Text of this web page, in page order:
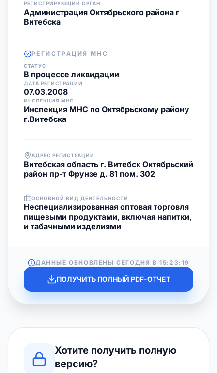
РЕГИСТРИРУЮЩИЙ ОРГАН
Администрация Октябрьского района г
Витебска
РЕГИСТРАЦИЯ МНС
СТАТУС
В процессе ликвидации
ДАТА РЕГИСТРАЦИИ
07.03.2008
ИНСПЕКЦИЯ МНС
Инспекция МНС по Октябрьскому району
г.Витебска
АДРЕС РЕГИСТРАЦИИ
Витебская область г. Витебск Октябрьский
район пр-т Фрунзе д. 81 пом. 302
ОСНОВНОЙ ВИД ДЕЯТЕЛЬНОСТИ
Неспециализированная оптовая торговля
пищевыми продуктами, включая напитки,
и табачными изделиями
ДАННЫЕ ОБНОВЛЕНЫ СЕГОДНЯ В15:23:19
ПОЛУЧИТЬ ПОЛНЫЙ PDF-ОТЧЕТ
Хотите получить полную
версию?